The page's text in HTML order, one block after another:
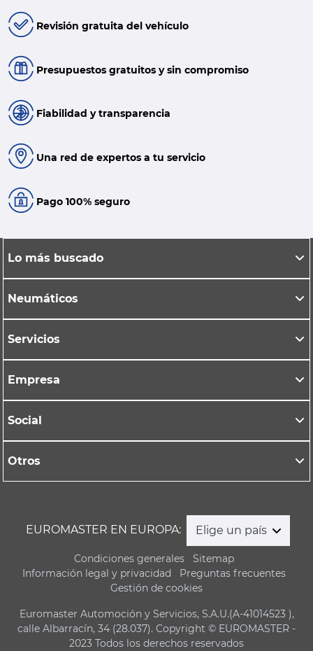
Revisión gratuita del vehículo
Presupuestos gratuitos y sin compromiso
Fiabilidad y transparencia
Una red de expertos a tu servicio
Pago 100% seguro
Lo más buscado
Neumáticos
Servicios
Empresa
Social
Otros
EUROMASTER EN EUROPA: Elige un país
Condiciones generales
Sitemap
Información legal y privacidad
Preguntas frecuentes
Gestión de cookies
Euromaster Automoción y Servicios, S.A.U.(A-41014523 ),
calle Albarracín, 34 (28.037). Copyright © EUROMASTER -
2023 Todos los derechos reservados